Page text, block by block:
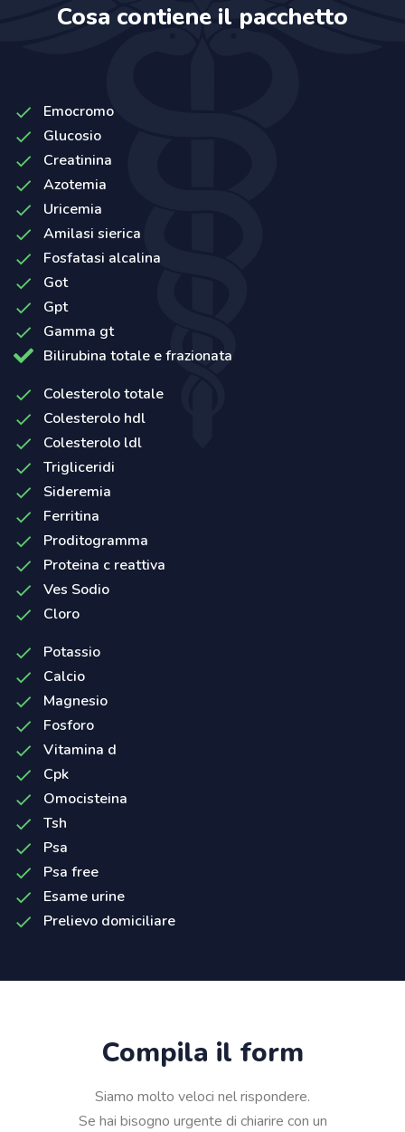
Cosa contiene il pacchetto
Emocromo
Glucosio
Creatinina
Azotemia
Uricemia
Amilasi sierica
Fosfatasi alcalina
Got
Gpt
Gamma gt
Bilirubina totale e frazionata
Colesterolo totale
Colesterolo hdl
Colesterolo ldl
Trigliceridi
Sideremia
Ferritina
Proditogramma
Proteina c reattiva
Ves Sodio
Cloro
Potassio
Calcio
Magnesio
Fosforo
Vitamina d
Cpk
Omocisteina
Tsh
Psa
Psa free
Esame urine
Prelievo domiciliare
Compila il form
Siamo molto veloci nel rispondere.
Se hai bisogno urgente di chiarire con un